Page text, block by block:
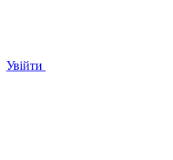
Увійти